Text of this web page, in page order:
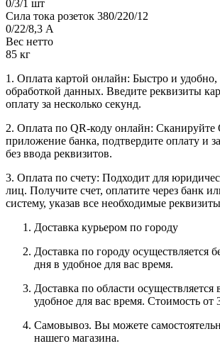
0/3/1 шт
Сила тока розеток 380/220/12
0/22/8,3 А
Вес нетто
85 кг
1. Оплата картой онлайн: Быстро и удобно,
обработкой данных. Введите реквизиты
оплату за несколько секунд.
2. Оплата по QR-коду онлайн: Сканируйте
приложение банка, подтвердите оплату и
без ввода реквизитов.
3. Оплата по счету: Подходит для
лиц. Получите счет, оплатите через банк
систему, указав все необходимые
Доставка курьером по городу
Доставка по городу осуществляется
дня в удобное для вас время.
Доставка по области осуществляется
удобное для вас время. Стоимость от
Самовывоз. Вы можете
нашего магазина.